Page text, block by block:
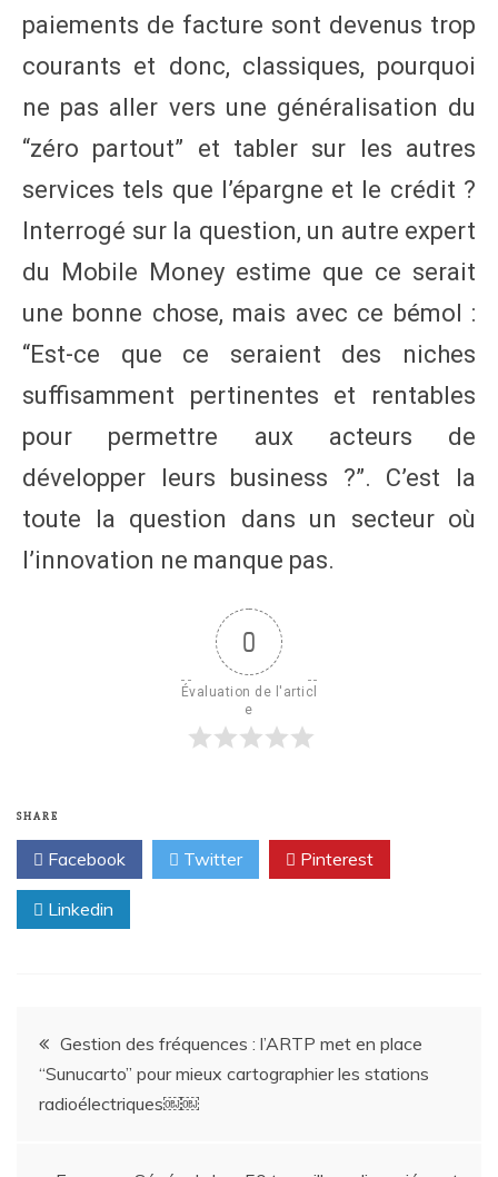
paiements de facture sont devenus trop
courants et donc, classiques, pourquoi
ne pas aller vers une généralisation du
“zéro partout” et tabler sur les autres
services tels que l’épargne et le crédit ?
Interrogé sur la question, un autre expert
du Mobile Money estime que ce serait
une bonne chose, mais avec ce bémol :
“Est-ce que ce seraient des niches
suffisamment pertinentes et rentables
pour permettre aux acteurs de
développer leurs business ?”. C’est la
toute la question dans un secteur où
l’innovation ne manque pas.
0
Évaluation de l'articl
e
SHARE
Facebook Twitter Pinterest
Linkedin
Gestion des fréquences : l’ARTP met en place
“Sunucarto” pour mieux cartographier les stations
radioélectriques￼￼